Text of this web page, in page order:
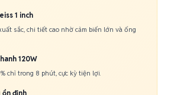
1 inch
sắc, chi tiết cao nhờ cảm biến lớn và ống
120W
chỉ trong 8 phút, cực kỳ tiện lợi.
ổn định